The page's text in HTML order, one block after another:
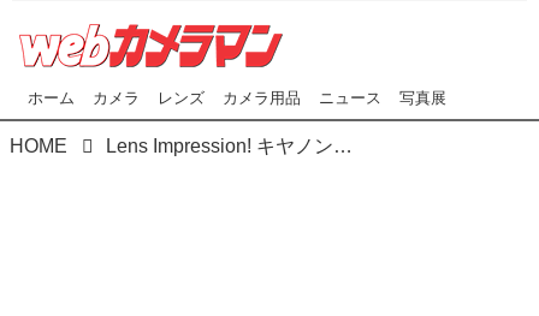
ホーム カメラ レンズ カメラ用品 ニュース 写真展
HOME Lens Impression! キヤノン RF-S10-18mm F4.5-6.3 IS STM ●実勢価格：5万円（税込） ●photo＆text:豊田慶記